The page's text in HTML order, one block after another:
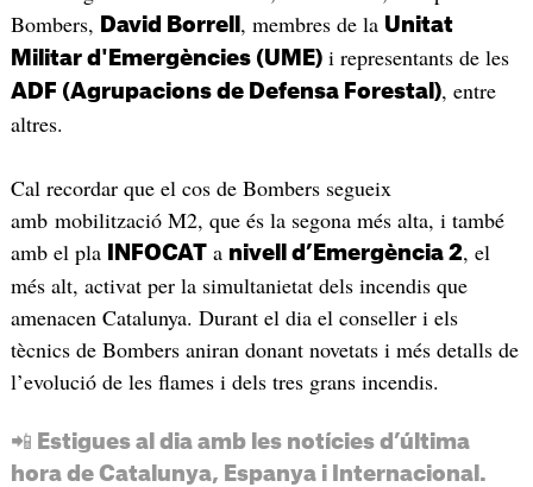
Bombers, David Borrell , membres de la Unitat
Militar d'Emergències (UME)i representants de les
ADF (Agrupacions de Defensa Forestal), entre
altres.
Cal recordar que el cos de Bombers segueix
amb mobilització M2, que és la segona més alta, i també
amb el pla
INFOCATa nivell d’Emergència 2, el
més alt, activat per la simultanietat dels incendis que
amenacen Catalunya. Durant el dia el conseller i els
tècnics de Bombers aniran donant novetats i més detalls de
l’evolució de les flames i dels tres grans incendis.
📲 Estigues al dia amb les notícies d’última
hora de Catalunya, Espanya i Internacional.